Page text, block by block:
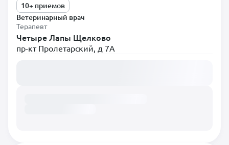
Терапевт
Анестезиолог
Вирусолог
10+ приемов
Ветеринарный врач
Терапевт
Четыре Лапы Щелково
пр-кт Пролетарский, д 7А